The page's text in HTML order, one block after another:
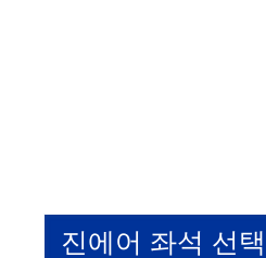
진에어 좌석 선